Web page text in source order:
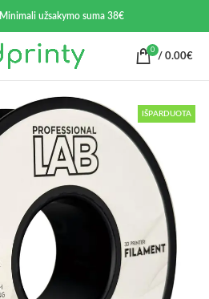
Minimali užsakymo suma 38€
0
/ 0.00€
IŠPARDUOTA